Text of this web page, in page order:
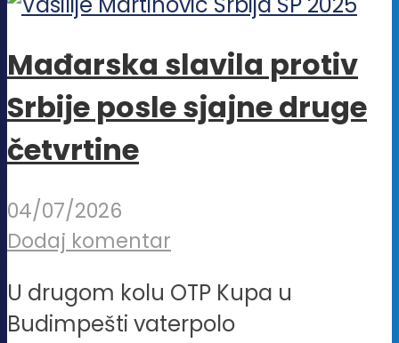
Mađarska slavila protiv
Srbije posle sjajne druge
četvrtine
04/07/2026
Dodaj komentar
U drugom kolu OTP Kupa u
Budimpešti vaterpolo